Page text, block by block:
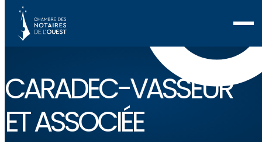
CARADEC-VASSEUR
ET ASSOCIÉE